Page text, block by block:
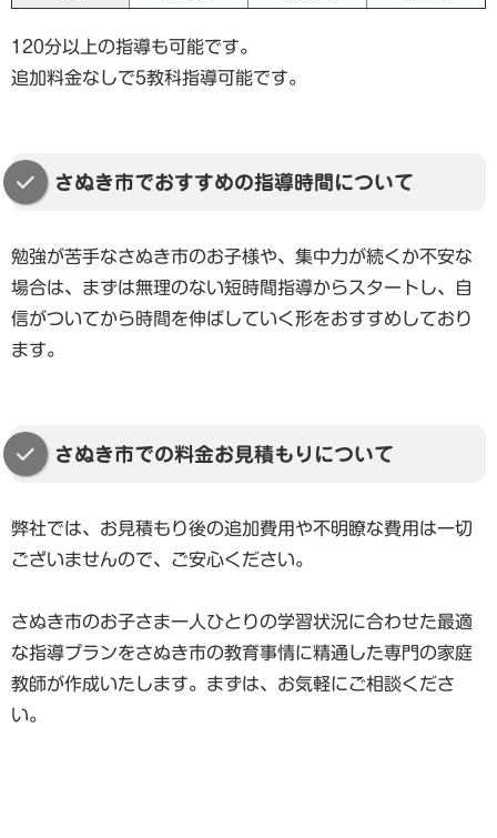
120分以上の指導も可能です。
追加料金なしで5教科指導可能です。
さぬき市でおすすめの指導時間について
勉強が苦手なさぬき市のお子様や、集中力が続くか不安な
場合は、まずは無理のない短時間指導からスタートし、自
信がついてから時間を伸ばしていく形をおすすめしており
ます。
さぬき市での料金お見積もりについて
弊社では、お見積もり後の追加費用や不明瞭な費用は一切
ございませんので、ご安心ください。
さぬき市のお子さま一人ひとりの学習状況に合わせた最適
な指導プランをさぬき市の教育事情に精通した専門の家庭
教師が作成いたします。まずは、お気軽にご相談くださ
い。